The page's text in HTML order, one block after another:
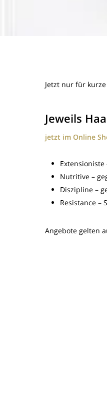
Jetzt nur für
Jeweils
jetzt im Online
Nutritive –
Diszipline –
Resistance –
Angebote gelten